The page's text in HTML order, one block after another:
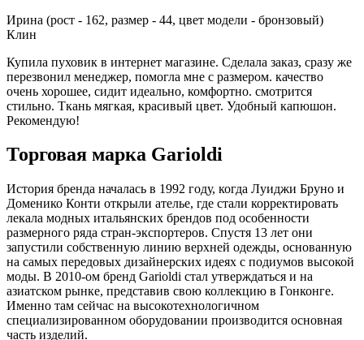
Ирина (рост - 162, размер - 44, цвет модели - бронзовый)
Клин
Купила пуховик в интернет магазине. Сделала заказ, сразу же
перезвонил менеджер, помогла мне с размером. качество
очень хорошее, сидит идеально, комфортно. смотрится
стильно. Ткань мягкая, красивый цвет. Удобный капюшон.
Рекомендую!
Торговая марка Garioldi
История бренда началась в 1992 году, когда Луиджи Бруно и
Доменико Конти открыли ателье, где стали корректировать
лекала модных итальянских брендов под особенности
размерного ряда стран-экспортеров. Спустя 13 лет они
запустили собственную линию верхней одежды, основанную
на самых передовых дизайнерских идеях с подиумов высокой
моды. В 2010-ом бренд Garioldi стал утверждаться и на
азиатском рынке, представив свою коллекцию в Гонконге.
Именно там сейчас на высокотехнологичном
специализированном оборудовании производится основная
часть изделий.